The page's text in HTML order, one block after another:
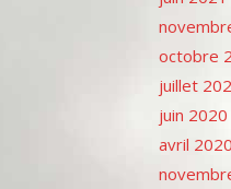
octobre
juillet
juin 2020
avril 2020